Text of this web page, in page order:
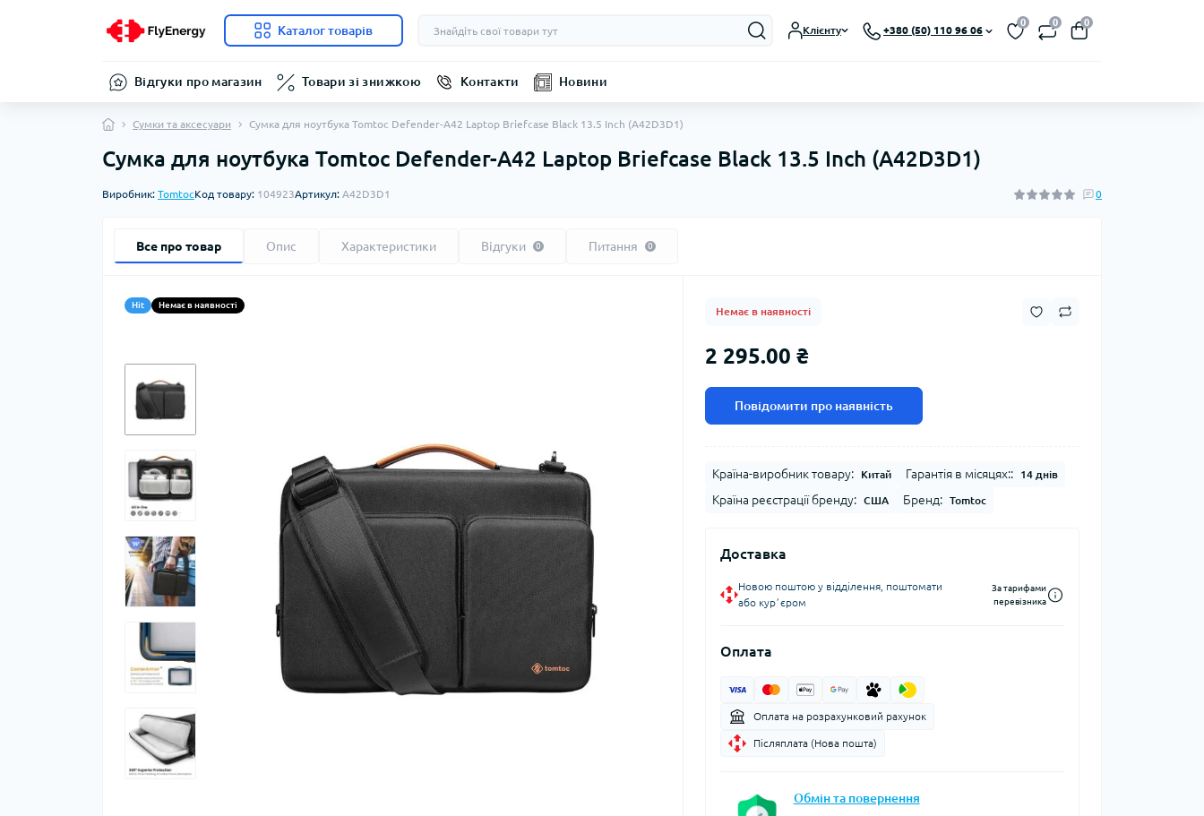
Каталог товарів Клієнту +380 (50) 110 96 06
0 0 0
Відгуки про магазин Товари зі знижкою Контакти Новини
Сумки та аксесуари Сумка для ноутбука Tomtoc Defender-A42 Laptop Briefcase Black 13.5 Inch (A42D3D1)
Сумка для ноутбука Tomtoc Defender-A42 Laptop Briefcase Black 13.5 Inch (A42D3D1)
Виробник: TomtocКод товару: 104923Артикул: A42D3D1 0
Все про товар Опис Характеристики Відгуки 0 Питання 0
Hit Немає в наявності
Немає в наявності
2 295.00 ₴
Повідомити про наявність
Країна-виробник товару: Китай Гарантія в місяцях:: 14 днів
Країна реєстрації бренду: США Бренд: Tomtoc
Доставка
Новою поштою у відділення, поштомати
або курʼєром
За тарифами
перевізника
Оплата
Оплата на розрахунковий рахунок
Післяплата (Нова пошта)
Обмін та повернення